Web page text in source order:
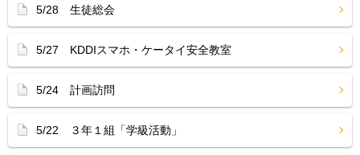
5/28 生徒総会
5/27 KDDIスマホ・ケータイ安全教室
5/24 計画訪問
5/22 ３年１組「学級活動」